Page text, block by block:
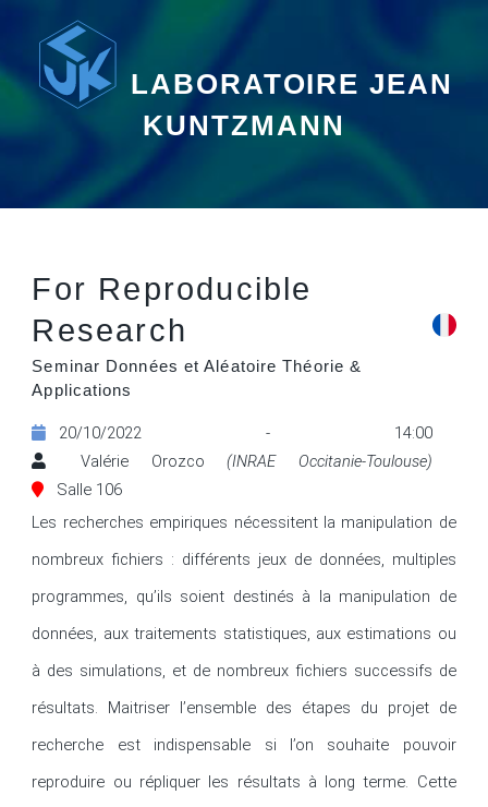
LABORATOIRE JEAN
KUNTZMANN
For Reproducible
Research
Seminar Données et Aléatoire Théorie &
Applications
20/10/2022 - 14:00
Valérie Orozco(INRAE Occitanie-Toulouse)
Salle 106
Les recherches empiriques nécessitent la manipulation de
nombreux fichiers : différents jeux de données, multiples
programmes, qu’ils soient destinés à la manipulation de
données, aux traitements statistiques, aux estimations ou
à des simulations, et de nombreux fichiers successifs de
résultats. Maitriser l’ensemble des étapes du projet de
recherche est indispensable si l’on souhaite pouvoir
reproduire ou répliquer les résultats à long terme. Cette